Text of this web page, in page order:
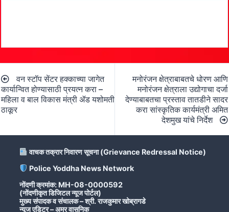
navigation
वन स्टॉप सेंटर हक्काच्या जागेत
कार्यान्वित होण्यासाठी प्रयत्न करा –
महिला व बाल विकास मंत्री ॲड यशोमती
ठाकूर
मनोरंजन क्षेत्राबाबतचे धोरण आणि
मनोरंजन क्षेत्राला उद्योगाचा दर्जा
देण्याबाबतचा प्रस्ताव तातडीने सादर
करा सांस्कृतिक कार्यमंत्री अमित
देशमुख यांचे निर्देश
वाचक तक्रार निवारण सूचना (Grievance Redressal Notice)
Police Yoddha News Network
नोंदणी क्रमांक: MH-08-0000592
(नोंदणीकृत डिजिटल न्यूज पोर्टल)
मुख्य संपादक व संचालक – श्री. राजकुमार खोब्रागडे
न्यूज एडिटर – अमर वासनिक